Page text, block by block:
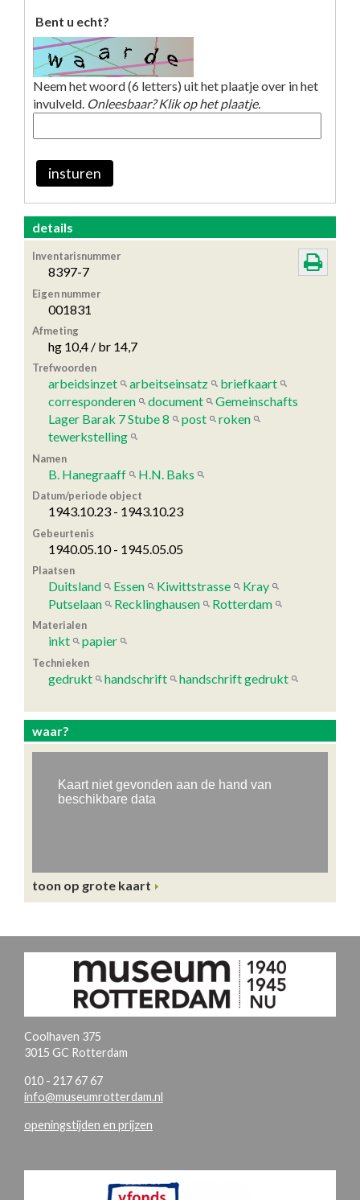
Bent u echt?
Neem het woord (6 letters) uit het plaatje over in het
invulveld. Onleesbaar? Klik op het plaatje.
insturen
details
Inventarisnummer
8397-7
Eigen nummer
001831
Afmeting
hg 10,4 / br 14,7
Trefwoorden
arbeidsinzet arbeitseinsatz
briefkaart
corresponderen
document
Gemeinschafts
Lager Barak 7 Stube 8
post
roken
tewerkstelling
Namen
B. Hanegraaff H.N. Baks
Datum/periode object
1943.10.23 - 1943.10.23
Gebeurtenis
1940.05.10 - 1945.05.05
Plaatsen
Duitsland Essen Kiwittstrasse
Kray
Putselaan
Recklinghausen Rotterdam
Materialen
inkt papier
Technieken
gedrukt handschrift handschrift gedrukt
waar?
toon op grote kaart
Coolhaven 375
3015 GC Rotterdam
010 - 217 67 67
info@museumrotterdam.nl
openingstijden en prijzen